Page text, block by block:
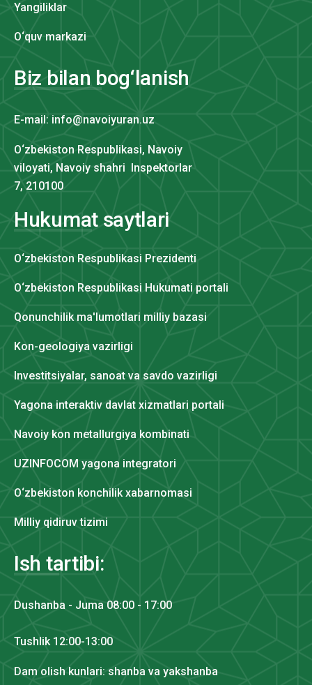
Yangiliklar
O‘quv markazi
Biz bilan bog‘lanish
E-mail: info@navoiyuran.uz
O‘zbekiston Respublikasi, Navoiy
viloyati, Navoiy shahri Inspektorlar
7, 210100
Hukumat saytlari
O‘zbekiston Respublikasi Prezidenti
O‘zbekiston Respublikasi Hukumati portali
Qonunchilik ma'lumotlari milliy bazasi
Kon-geologiya vazirligi
Investitsiyalar, sanoat va savdo vazirligi
Yagona interaktiv davlat xizmatlari portali
Navoiy kon metallurgiya kombinati
UZINFOCOM yagona integratori
O‘zbekiston konchilik xabarnomasi
Milliy qidiruv tizimi
Ish tartibi:
Dushanba - Juma 08:00 - 17:00
Tushlik 12:00-13:00
Dam olish kunlari: shanba va yakshanba